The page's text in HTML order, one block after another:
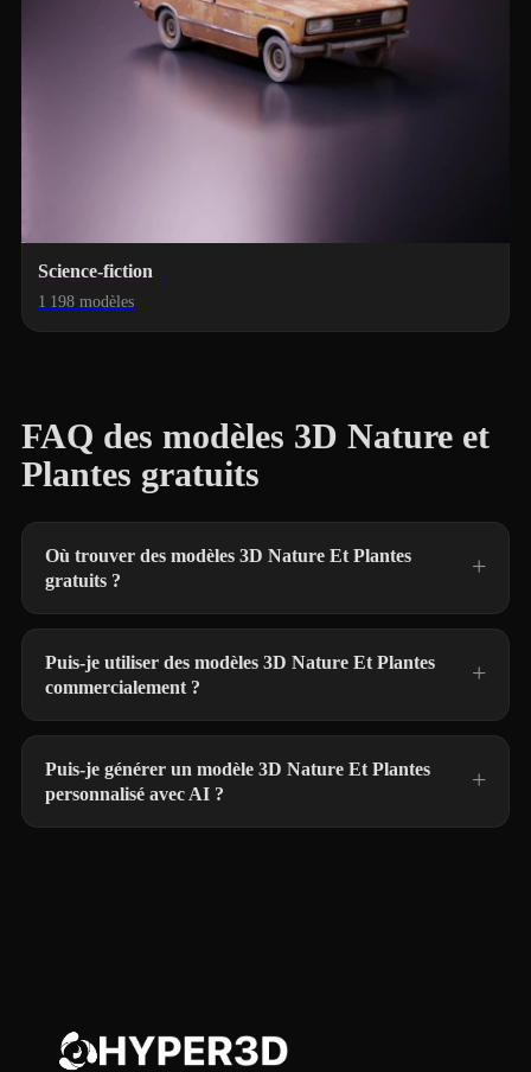
Science-fiction
1 198 modèles
FAQ des modèles 3D Nature et
Plantes gratuits
Où trouver des modèles 3D Nature Et Plantes
gratuits ?
Puis-je utiliser des modèles 3D Nature Et Plantes
commercialement ?
Puis-je générer un modèle 3D Nature Et Plantes
personnalisé avec AI ?